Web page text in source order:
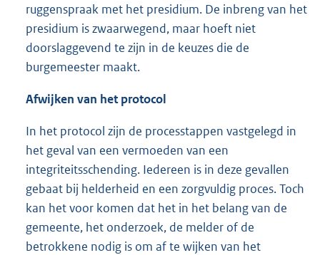
ruggenspraak met het presidium. De inbreng van het
presidium is zwaarwegend, maar hoeft niet
doorslaggevend te zijn in de keuzes die de
burgemeester maakt.
Afwijken van het protocol
In het protocol zijn de processtappen vastgelegd in
het geval van een vermoeden van een
integriteitsschending. Iedereen is in deze gevallen
gebaat bij helderheid en een zorgvuldig proces. Toch
kan het voor komen dat het in het belang van de
gemeente, het onderzoek, de melder of de
betrokkene nodig is om af te wijken van het